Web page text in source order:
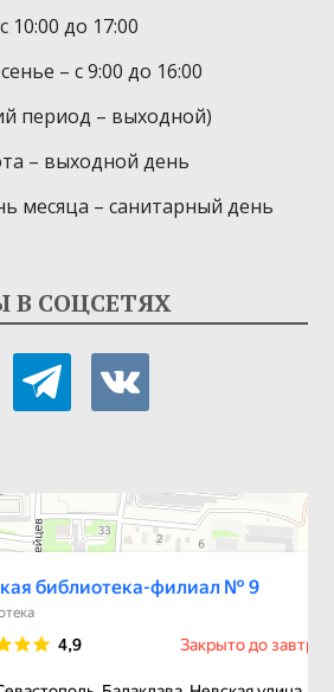
с 10:00 до 17:00
– с 9:00 до 16:00
период – выходной)
– выходной день
месяца – санитарный день
В СОЦСЕТЯХ
telegramvkontakte
№ 9